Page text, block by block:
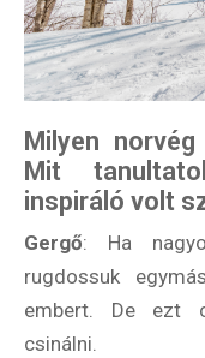
Milyen
Mit
inspiráló volt
Gergő: Ha
rugdossuk
embert. De ezt
csinálni.